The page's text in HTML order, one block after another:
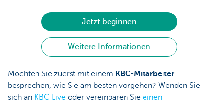
Jetzt beginnen
Weitere Informationen
Möchten Sie zuerst mit einem KBC-Mitarbeiter
besprechen, wie Sie am besten vorgehen? Wenden Sie
sich an KBC Live oder vereinbaren Sie einen